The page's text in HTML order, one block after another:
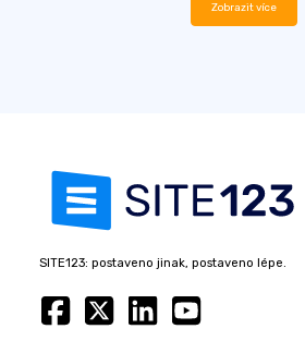
Zobrazit více
SITE123: postaveno jinak, postaveno lépe.